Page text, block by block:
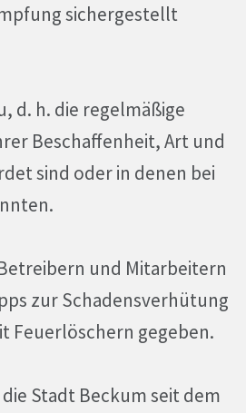
sichergestellt
d. h. die regelmäßige
Beschaffenheit, Art und
sind oder in denen bei
und Mitarbeitern
zur Schadensverhütung
Feuerlöschern gegeben.
Stadt Beckum seit dem